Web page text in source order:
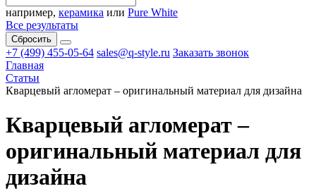
например, керамика или Pure White
Все результаты
Сбросить
+7 (499) 455-05-64 sales@q-style.ru Заказать звонок
Главная
Статьи
Кварцевый агломерат – оригинальный материал для дизайна
Кварцевый агломерат –
оригинальный материал для
дизайна